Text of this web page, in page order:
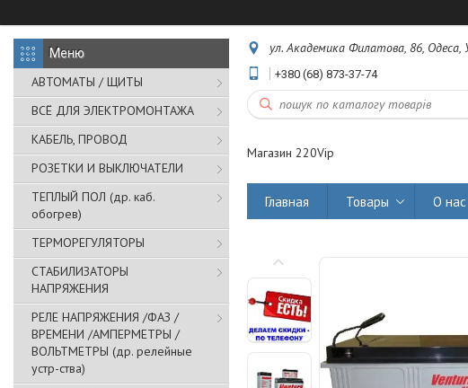
АВТОМАТЫ / ЩИТЫ
ВСЁ ДЛЯ ЭЛЕКТРОМОНТАЖА
КАБЕЛЬ, ПРОВОД
РОЗЕТКИ И ВЫКЛЮЧАТЕЛИ
ТЕПЛЫЙ ПОЛ (др. каб.
обогрев)
ТЕРМОРЕГУЛЯТОРЫ
СТАБИЛИЗАТОРЫ
НАПРЯЖЕНИЯ
РЕЛЕ НАПРЯЖЕНИЯ /ФАЗ /
ВРЕМЕНИ /АМПЕРМЕТРЫ /
ВОЛЬТМЕТРЫ (др. релейные
устр-ства)
ул. Академика Филатова, 86, Одеса,
+380 (68) 873-37-74
Магазин 220Vip
Главная Товары О нас